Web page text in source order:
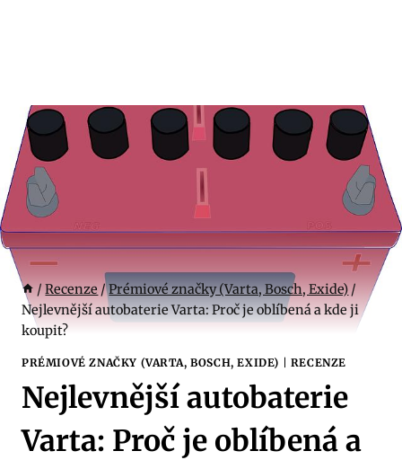
/ Recenze /Prémiové značky (Varta, Bosch, Exide) /
Nejlevnější autobaterie Varta: Proč je oblíbená a kde ji
koupit?
PRÉMIOVÉ ZNAČKY (VARTA, BOSCH, EXIDE) RECENZE
Nejlevnější autobaterie
Varta: Proč je oblíbená a